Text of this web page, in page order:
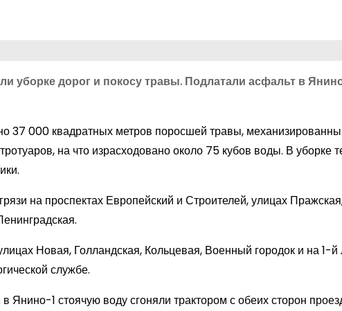
уборке дорог и покосу травы. Подлатали асфальт в
37 000 квадратных метров поросшей травы,
на что израсходовано около 75 кубов воды. В уборке
на проспектах Европейский и Строителей, улицах
Новая, Голландская, Кольцевая, Военный городок и на 1-й
службе.
1 стоячую воду сгоняли трактором с обеих сторон